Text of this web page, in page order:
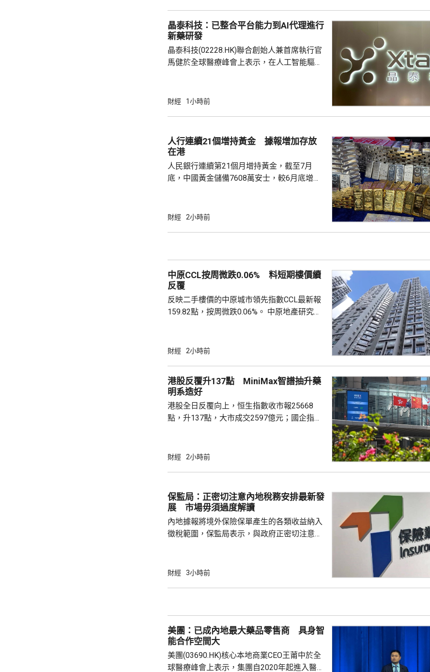
晶泰科技：已整合平台能力到AI代理進行
新藥研發
晶泰科技(02228.HK)聯合創始人兼首席執行官
馬健於全球醫療峰會上表示，在人工智能驅動
需要降決不少跨尺度的複雜科學問題。他又
力整合為Genius Agent，能調度專家技能與真
實實驗和基礎設施，完成真正的科研項目，並
已...
財經 1小時前
人行連續21個增持黃金 據報增加存放
在港
人民銀行連續第21個月增持黃金，截至7月
底，中國黃金儲備7608萬安士，較6月底增加
金，將可助力支持香港成為主要的黃金交易中
動試運行的黃金清算系統。人行行長潘功勝在
啟動儀式表示，將繼續提高國...
財經 2小時前
中原CCL按周微跌0.06% 料短期樓價續
反覆
反映二手樓價的中原城市領先指數CCL最新報
159.82點，按周微跌0.06%。 中原地產研究部
強硬，造成拉鋸局面，致成交量減少，樓價出
點，未有轉勢向下。她指，近期內地接連執行
多項資金管理措施令股市波動，業主買家均轉
趨觀望，部分業主...
財經 2小時前
港股反覆升137點 MiniMax智譜抽升藥
明系造好
港股全日反覆向上，恒生指數收市報25668
點，升137點，大市成交2597億元；國企指數
股急升，MiniMax(00100.HK)升近1成，報
元。 其他AI相關股亦造好，兆易創新(0398...
財經 2小時前
保監局：正密切注意內地稅務安排最新發
展 市場毋須過度解讀
內地據報將境外保險保單產生的各類收益納入
徵稅範圍，保監局表示，與政府正密切注意內
境外投資收益必須依法申報及繳稅的要求一直
承等專業服務，相信對內地客戶有一定吸引
力。 香港保險業聯會表示，截至目前為...
財經 3小時前
美團：已成內地最大藥品零售商 具身智
能合作空間大
美團(03690.HK)核心本地商業CEO王莆中於全
球醫療峰會上表示，集團自2020年起進入醫療